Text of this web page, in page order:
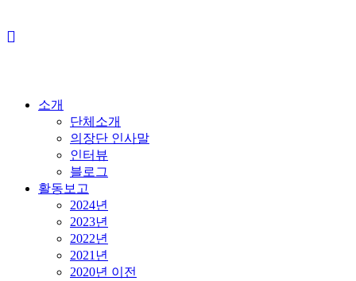
소개
단체소개
의장단 인사말
인터뷰
블로그
활동보고
2024년
2023년
2022년
2021년
2020년 이전